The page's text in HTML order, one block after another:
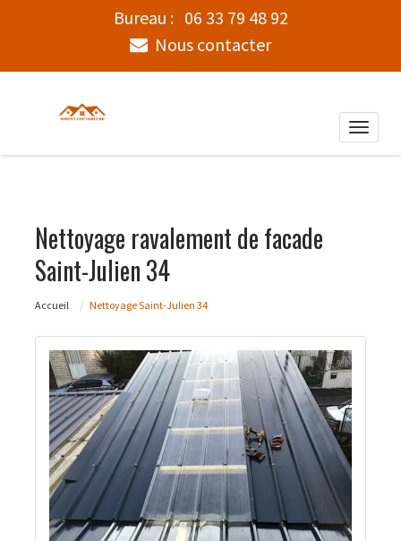
Bureau : 06 33 79 48 92
Nous contacter
Toggle
Nettoyage ravalement de facade
Saint-Julien 34
Accueil Nettoyage Saint-Julien 34